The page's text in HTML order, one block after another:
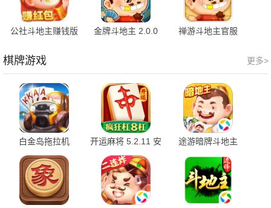
公社斗地主赚钱版
金牌斗地主 2.0.0
禅游斗地主官服
更多>
棋牌游戏
白金岛拖拉机
5.0.5 安卓版
开运麻将 5.2.11 安
卓版
途游暗牌斗地主
3.6.0520 最新版